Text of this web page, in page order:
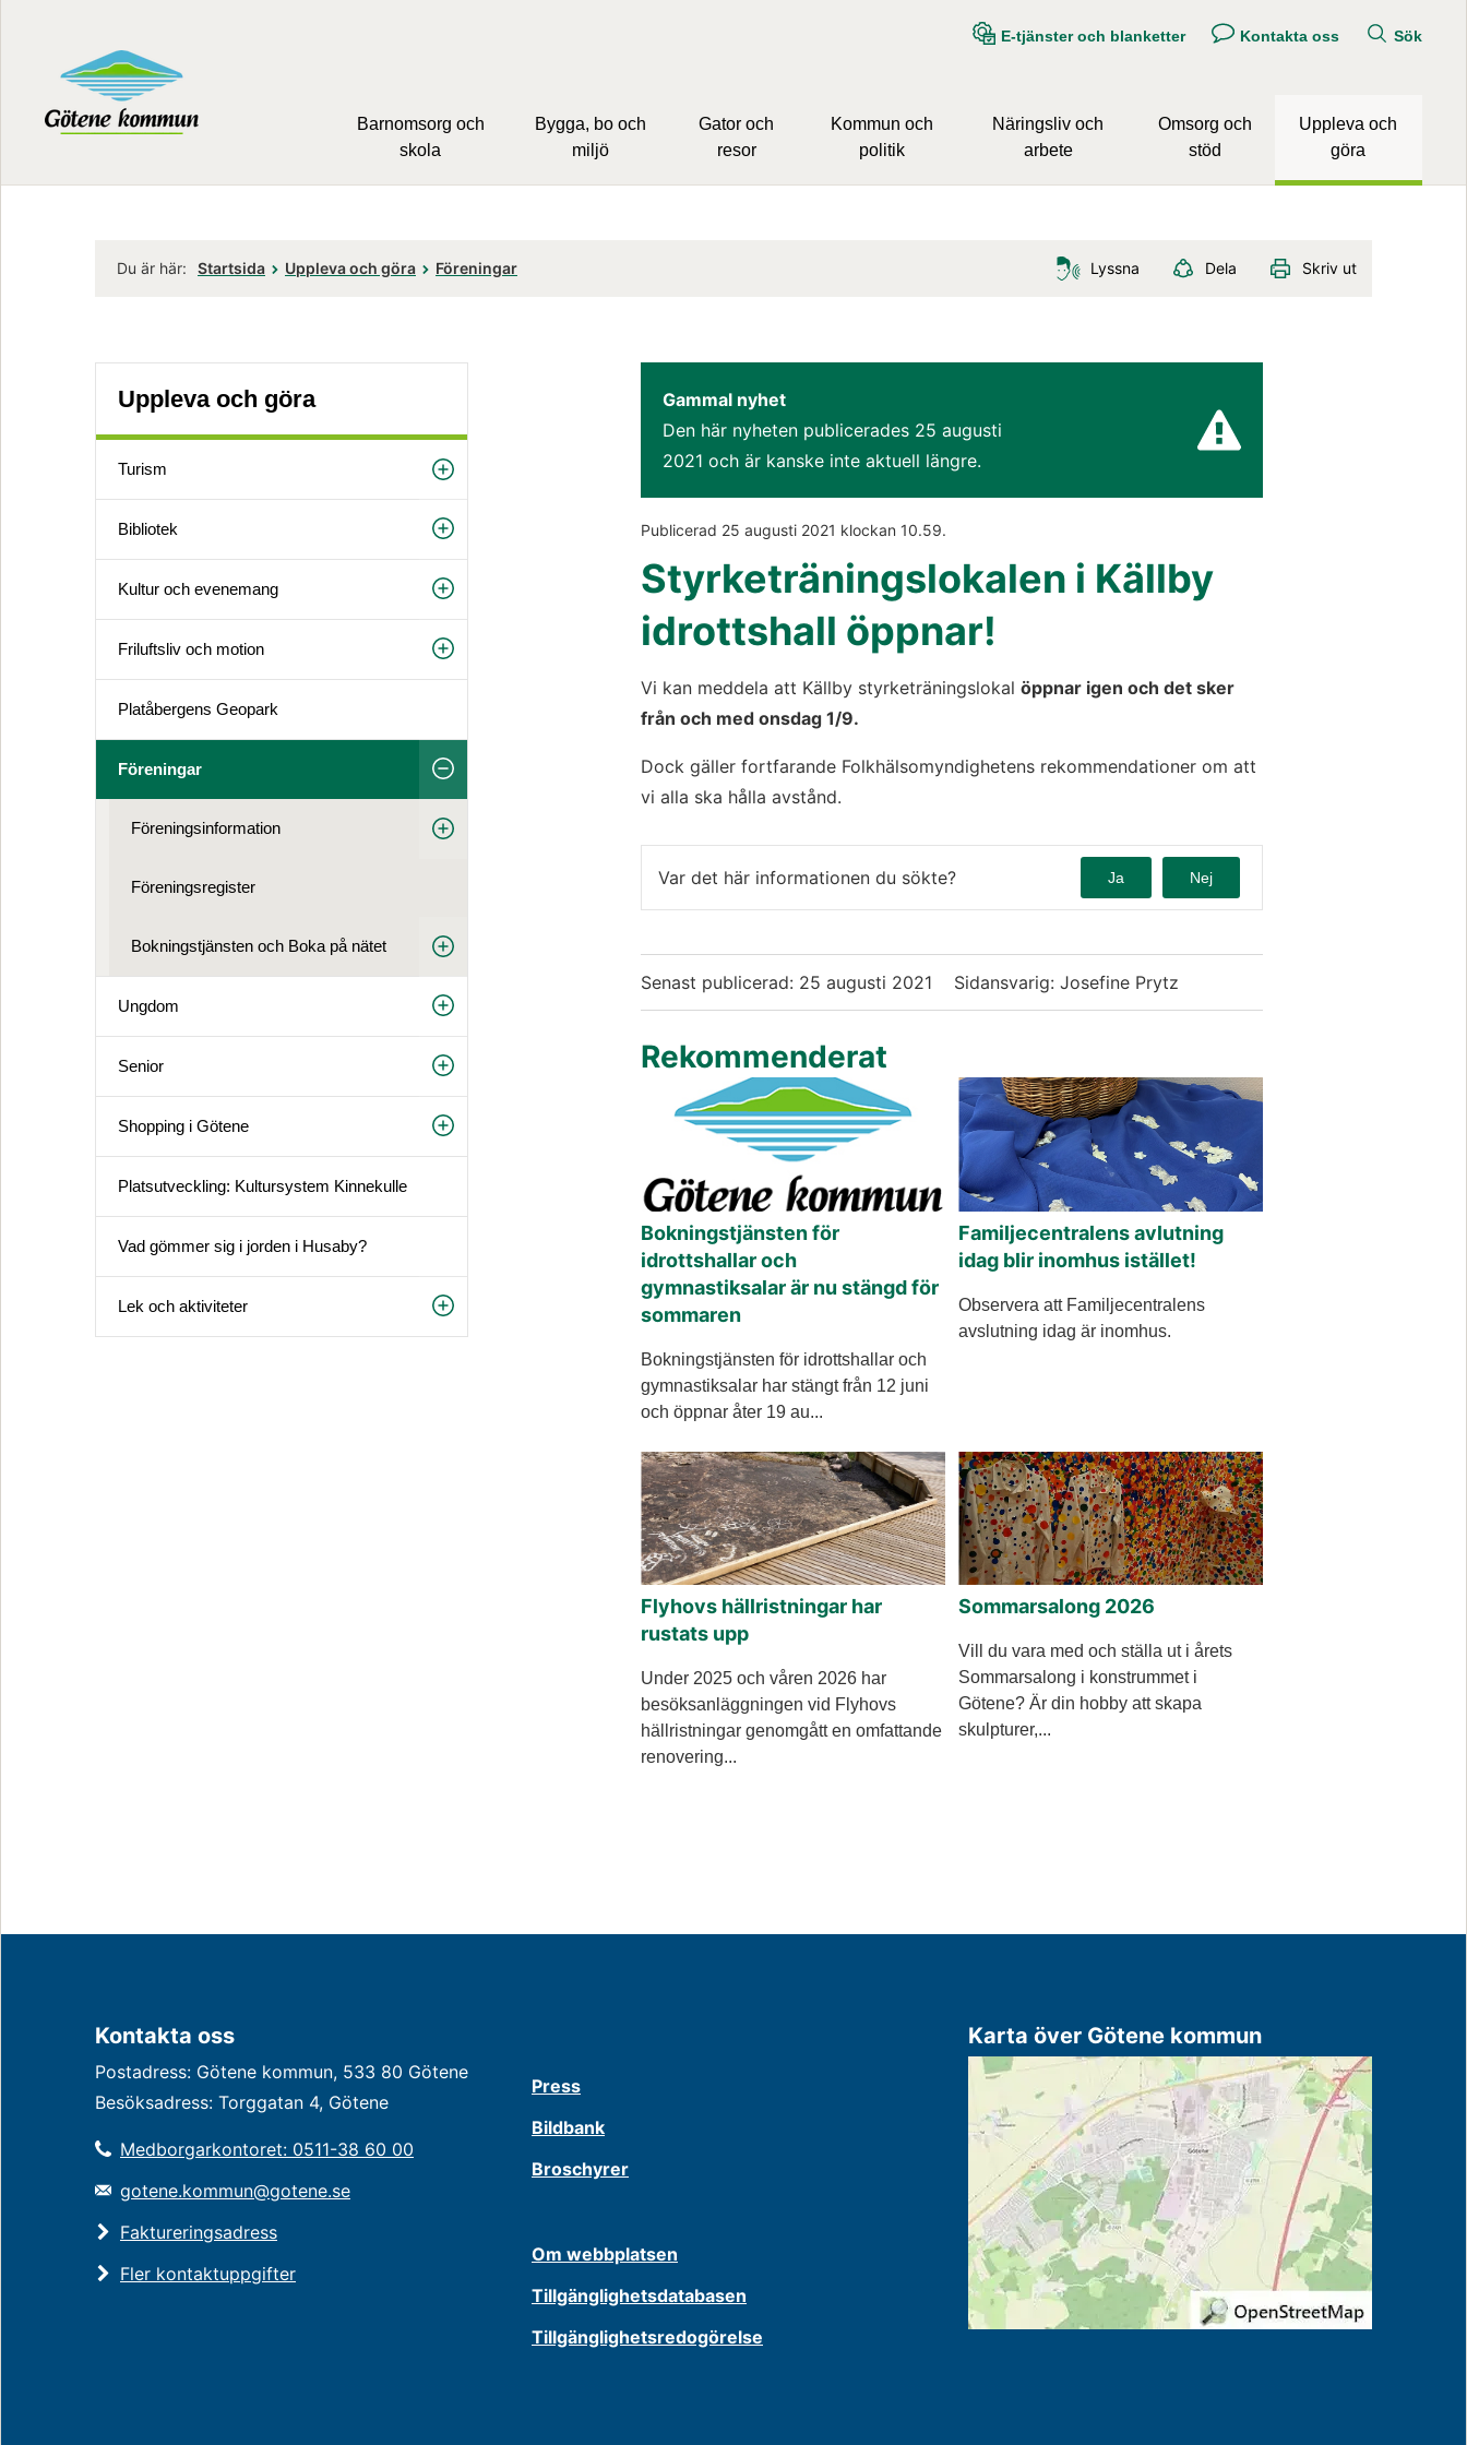
E-tjänster och blanketter Kontakta oss Sök
Barnomsorg och
skola
Bygga, bo och
miljö
Gator och
resor
Kommun och
politik
Näringsliv och
arbete
Omsorg och
stöd
Uppleva och
göra
Du är här: Startsida Uppleva och göra Föreningar Lyssna Dela Skriv ut
Uppleva och göra
Turism
Bibliotek
Kultur och evenemang
Friluftsliv och motion
Platåbergens Geopark
Föreningar
Föreningsinformation
Föreningsregister
Bokningstjänsten och Boka på nätet
Ungdom
Senior
Shopping i Götene
Platsutveckling: Kultursystem Kinnekulle
Vad gömmer sig i jorden i Husaby?
Lek och aktiviteter
Gammal nyhet
Den här nyheten publicerades 25 augusti
2021 och är kanske inte aktuell längre.
Publicerad 25 augusti 2021 klockan 10.59.
Styrketräningslokalen i Källby
idrottshall öppnar!
Vi kan meddela att Källby styrketräningslokal öppnar igen och det sker
från och med onsdag 1/9.
Dock gäller fortfarande Folkhälsomyndighetens rekommendationer om att
vi alla ska hålla avstånd.
Var det här informationen du sökte? Ja Nej
Senast publicerad: 25 augusti 2021 Sidansvarig: Josefine Prytz
Rekommenderat
Bokningstjänsten för
idrottshallar och
gymnastiksalar är nu stängd för
sommaren
Bokningstjänsten för idrottshallar och
gymnastiksalar har stängt från 12 juni
och öppnar åter 19 au...
Familjecentralens avlutning
idag blir inomhus istället!
Observera att Familjecentralens
avslutning idag är inomhus.
Flyhovs hällristningar har
rustats upp
Under 2025 och våren 2026 har
besöksanläggningen vid Flyhovs
hällristningar genomgått en omfattande
renovering...
Sommarsalong 2026
Vill du vara med och ställa ut i årets
Sommarsalong i konstrummet i
Götene? Är din hobby att skapa
skulpturer,...
Kontakta oss
Postadress: Götene kommun, 533 80 Götene
Besöksadress: Torggatan 4, Götene
Medborgarkontoret: 0511-38 60 00
gotene.kommun@gotene.se
Faktureringsadress
Fler kontaktuppgifter
Press
Bildbank
Broschyrer
Om webbplatsen
Tillgänglighetsdatabasen
Tillgänglighetsredogörelse
Karta över Götene kommun